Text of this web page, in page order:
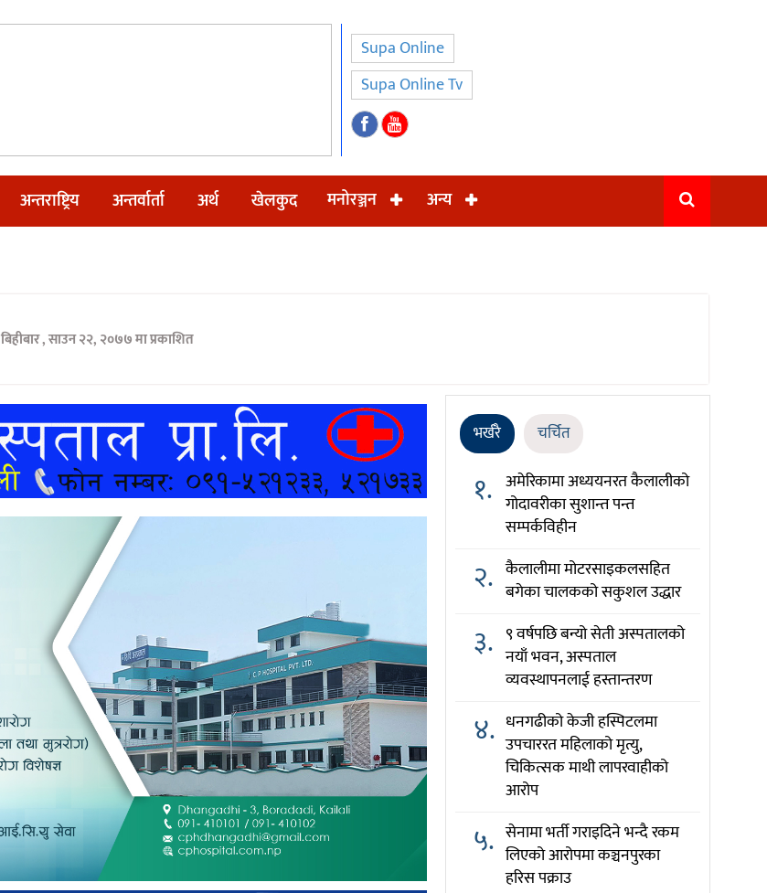
Supa Online
Supa Online Tv
अन्तराष्ट्रिय अन्तर्वार्ता अर्थ खेलकुद मनोरञ्जन अन्य
बिहीबार , साउन २२, २०७७ मा प्रकाशित
भर्खरै चर्चित
१. अमेरिकामा अध्ययनरत कैलालीको
गोदावरीका सुशान्त पन्त
सम्पर्कविहीन
२. कैलालीमा मोटरसाइकलसहित
बगेका चालकको सकुशल उद्धार
३. ९ वर्षपछि बन्यो सेती अस्पतालको
नयाँ भवन, अस्पताल
व्यवस्थापनलाई हस्तान्तरण
४. धनगढीको केजी हस्पिटलमा
उपचाररत महिलाको मृत्यु,
चिकित्सक माथी लापरवाहीको
आरोप
५. सेनामा भर्ती गराइदिने भन्दै रकम
लिएको आरोपमा कञ्चनपुरका
हरिस पक्राउ